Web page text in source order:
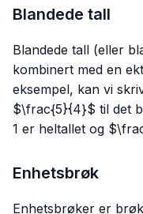
Blandede tall
Blandede tall (eller
kombinert med en
eksempel, kan vi
$\frac{5}{4}$ til det
1 er heltallet og
Enhetsbrøk
Enhetsbrøker er